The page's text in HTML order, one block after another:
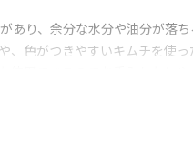
あり、余分な水分や油分が落ち
、色がつきやすいキムチを使っ
は、中を確認でき、フタを開